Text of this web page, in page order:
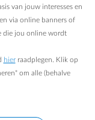
van jouw interesses en
via online banners of
die jou online wordt
hierraadplegen. Klik op
om alle (behalve